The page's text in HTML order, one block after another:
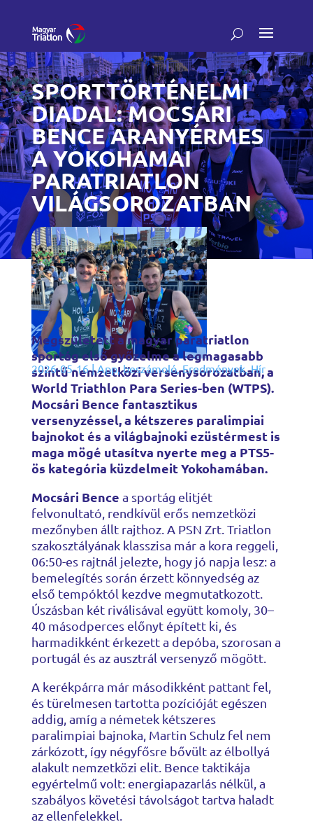
SPORTTÖRTÉNELMI
DIADAL: MOCSÁRI
BENCE ARANYÉRMES
A YOKOHAMAI
PARATRIATLON
VILÁGSOROZATBAN
2026-05-16|App,beszámoló,Eredmények,Hír
Megszületett a magyar paratriatlon
sportág első győzelme a legmagasabb
szintű nemzetközi versenysorozatban, a
World Triathlon Para Series-ben (WTPS).
Mocsári Bence fantasztikus
versenyzéssel, a kétszeres paralimpiai
bajnokot és a világbajnoki ezüstérmest is
maga mögé utasítva nyerte meg a PTS5-
ös kategória küzdelmeit Yokohamában.
Mocsári Bence a sportág elitjét
felvonultató, rendkívül erős nemzetközi
mezőnyben állt rajthoz. A PSN Zrt. Triatlon
szakosztályának klasszisa már a kora reggeli,
06:50-es rajtnál jelezte, hogy jó napja lesz: a
bemelegítés során érzett könnyedség az
első tempóktól kezdve megmutatkozott.
Úszásban két riválisával együtt komoly, 30–
40 másodperces előnyt épített ki, és
harmadikként érkezett a depóba, szorosan a
portugál és az ausztrál versenyző mögött.
A kerékpárra már másodikként pattant fel,
és türelmesen tartotta pozícióját egészen
addig, amíg a németek kétszeres
paralimpiai bajnoka, Martin Schulz fel nem
zárkózott, így négyfősre bővült az élbollyá
alakult nemzetközi elit. Bence taktikája
egyértelmű volt: energiapazarlás nélkül, a
szabályos követési távolságot tartva haladt
az ellenfelekkel.